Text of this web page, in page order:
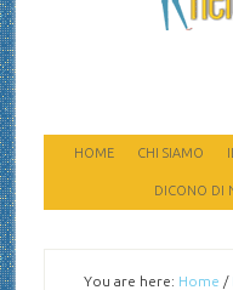
HOME CHI SIAMO
DICONO DI
You are here: Home /